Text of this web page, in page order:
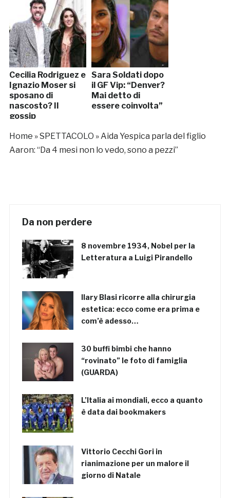
Cecilia Rodriguez e
Ignazio Moser si
sposano di
nascosto? Il
gossip
Sara Soldati dopo
il GF Vip: “Denver?
Mai detto di
essere coinvolta”
Home »SPETTACOLO »Aida Yespica parla del figlio
Aaron: “Da 4 mesi non lo vedo, sono a pezzi”
Da non perdere
8 novembre 1934, Nobel per la
Letteratura a Luigi Pirandello
Ilary Blasi ricorre alla chirurgia
estetica: ecco come era prima e
com’è adesso…
30 buffi bimbi che hanno
“rovinato” le foto di famiglia
(GUARDA)
L’Italia ai mondiali, ecco a quanto
è data dai bookmakers
Vittorio Cecchi Gori in
rianimazione per un malore il
giorno di Natale